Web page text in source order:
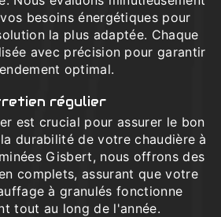
besoins énergétiques pour
la plus adaptée. Chaque
avec précision pour garantir
optimal.
régulier
est crucial pour assurer le bon
durabilité de votre chaudière à
Gisbert, nous offrons des
complets, assurant que votre
à granulés fonctionne
tout au long de l'année.